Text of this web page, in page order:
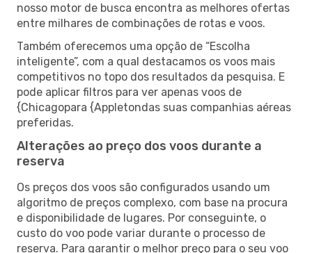
nosso motor de busca encontra as melhores ofertas
entre milhares de combinações de rotas e voos.
Também oferecemos uma opção de “Escolha
inteligente”, com a qual destacamos os voos mais
competitivos no topo dos resultados da pesquisa. E
pode aplicar filtros para ver apenas voos de
{Chicagopara {Appletondas suas companhias aéreas
preferidas.
Alterações ao preço dos voos durante a
reserva
Os preços dos voos são configurados usando um
algoritmo de preços complexo, com base na procura
e disponibilidade de lugares. Por conseguinte, o
custo do voo pode variar durante o processo de
reserva. Para garantir o melhor preço para o seu voo